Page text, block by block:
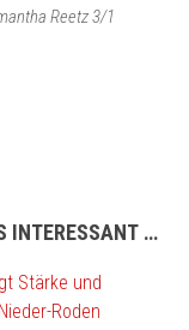
Reetz 3/1
INTERESSANT …